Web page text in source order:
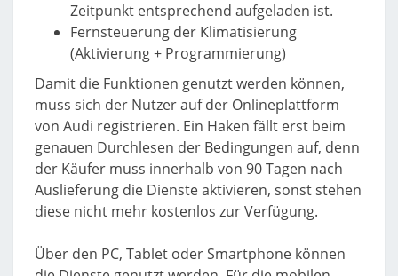
Zeitpunkt entsprechend aufgeladen ist.
Fernsteuerung der Klimatisierung
(Aktivierung + Programmierung)
Damit die Funktionen genutzt werden können,
muss sich der Nutzer auf der Onlineplattform
von Audi registrieren. Ein Haken fällt erst beim
genauen Durchlesen der Bedingungen auf, denn
der Käufer muss innerhalb von 90 Tagen nach
Auslieferung die Dienste aktivieren, sonst stehen
diese nicht mehr kostenlos zur Verfügung.
Über den PC, Tablet oder Smartphone können